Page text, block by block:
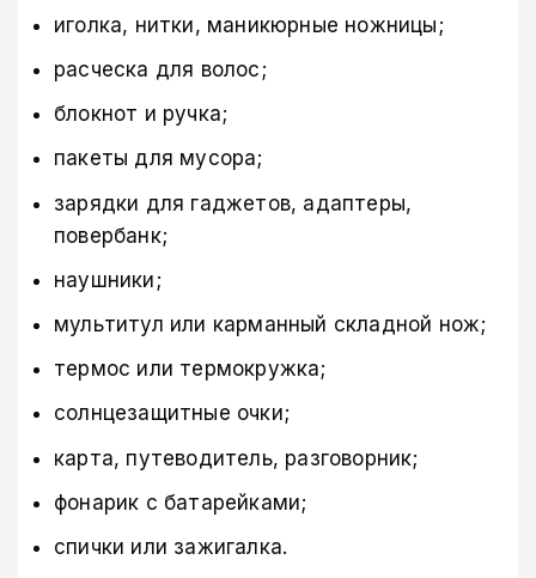
иголка, нитки, маникюрные ножницы;
расческа для волос;
блокнот и ручка;
пакеты для мусора;
зарядки для гаджетов, адаптеры,
повербанк;
наушники;
мультитул или карманный складной нож;
термос или термокружка;
солнцезащитные очки;
карта, путеводитель, разговорник;
фонарик с батарейками;
спички или зажигалка.